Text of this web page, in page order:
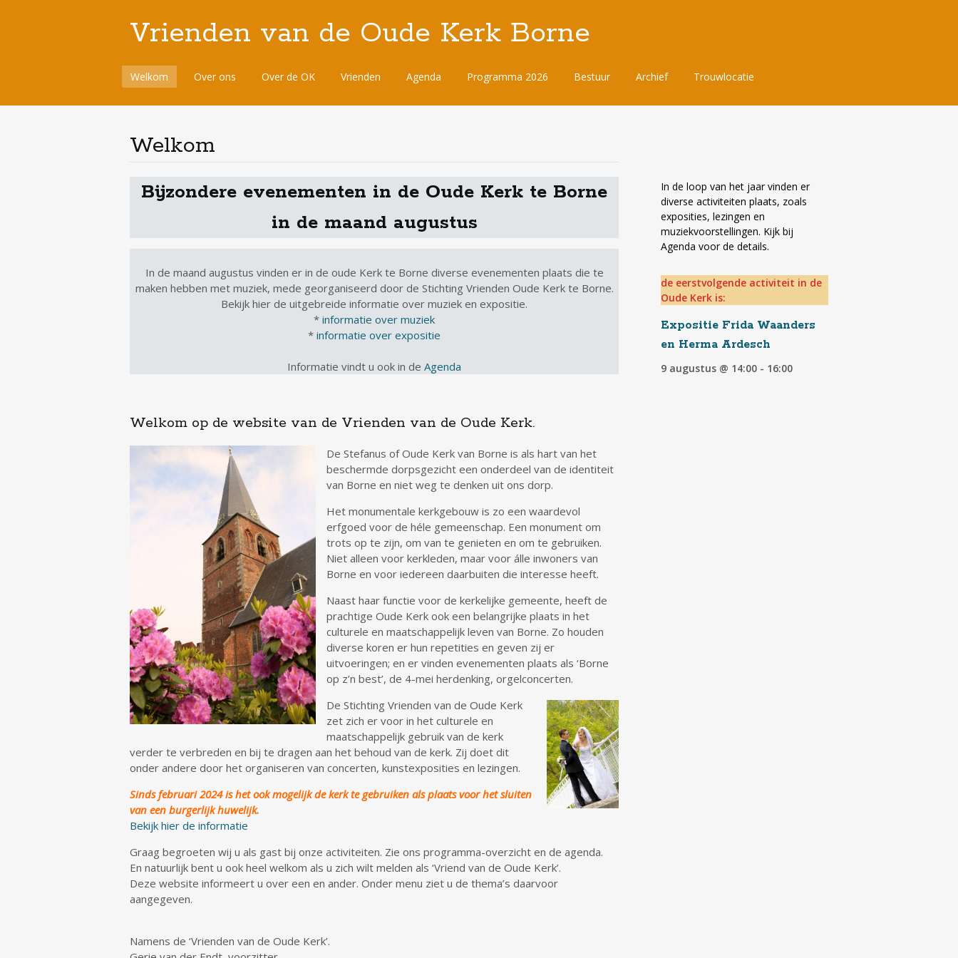
Vrienden van de Oude Kerk Borne
Spring
naar
de
Welkom Over ons Over de OK Vrienden Agenda Programma 2026 Bestuur Archief Trouwlocatie
Welkom
Bijzondere evenementen in de Oude Kerk te Borne
in de maand augustus
In de maand augustus vinden er in de oude Kerk te Borne diverse evenementen plaats die te
maken hebben met muziek, mede georganiseerd door de Stichting Vrienden Oude Kerk te Borne.
Bekijk hier de uitgebreide informatie over muziek en expositie.
* informatie over muziek
* informatie over expositie
Informatie vindt u ook in de Agenda
Welkom op de website van de Vrienden van de Oude Kerk.
De Stefanus of Oude Kerk van Borne is als hart van het
beschermde dorpsgezicht een onderdeel van de identiteit
van Borne en niet weg te denken uit ons dorp.
Het monumentale kerkgebouw is zo een waardevol
erfgoed voor de héle gemeenschap. Een monument om
trots op te zijn, om van te genieten en om te gebruiken.
Niet alleen voor kerkleden, maar voor álle inwoners van
Borne en voor iedereen daarbuiten die interesse heeft.
Naast haar functie voor de kerkelijke gemeente, heeft de
prachtige Oude Kerk ook een belangrijke plaats in het
culturele en maatschappelijk leven van Borne. Zo houden
diverse koren er hun repetities en geven zij er
uitvoeringen; en er vinden evenementen plaats als ‘Borne
op z’n best’, de 4-mei herdenking, orgelconcerten.
De Stichting Vrienden van de Oude Kerk
zet zich er voor in het culturele en
maatschappelijk gebruik van de kerk
verder te verbreden en bij te dragen aan het behoud van de kerk. Zij doet dit
onder andere door het organiseren van concerten, kunstexposities en lezingen.
Sinds februari 2024 is het ook mogelijk de kerk te gebruiken als plaats voor het sluiten
van een burgerlijk huwelijk.
Bekijk hier de informatie
Graag begroeten wij u als gast bij onze activiteiten. Zie ons programma-overzicht en de agenda.
En natuurlijk bent u ook heel welkom als u zich wilt melden als ‘Vriend van de Oude Kerk’.
Deze website informeert u over een en ander. Onder menu ziet u de thema’s daarvoor
aangegeven.
Namens de ‘Vrienden van de Oude Kerk’.
In de loop van het jaar vinden er
diverse activiteiten plaats, zoals
exposities, lezingen en
muziekvoorstellingen. Kijk bij
Agenda voor de details.
de eerstvolgende activiteit in de
Oude Kerk is:
Expositie Frida Waanders
en Herma Ardesch
9 augustus @ 14:00- 16:00